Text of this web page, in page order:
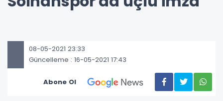
08-05-2021 23:33
Güncelleme : 16-05-2021 17:43
Abone Ol